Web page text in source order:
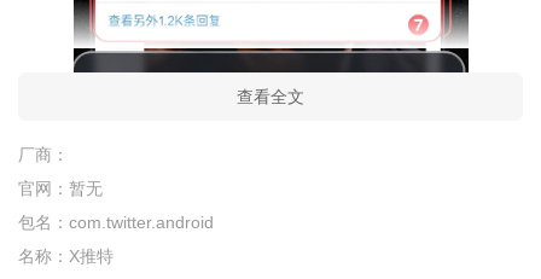
查看全文
厂商：
官网： 暂无
包名： com.twitter.android
名称： X推特